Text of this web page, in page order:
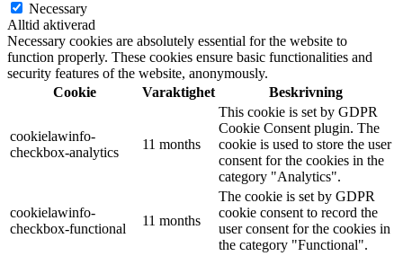
Necessary
Alltid aktiverad
Necessary cookies are absolutely essential for the website to
function properly. These cookies ensure basic functionalities and
security features of the website, anonymously.
Cookie
Varaktighet Beskrivning
cookielawinfo-
checkbox-analytics
11 months
This cookie is set by GDPR
Cookie Consent plugin. The
cookie is used to store the user
consent for the cookies in the
category "Analytics".
cookielawinfo-
checkbox-functional
11 months
The cookie is set by GDPR
cookie consent to record the
user consent for the cookies in
the category "Functional".